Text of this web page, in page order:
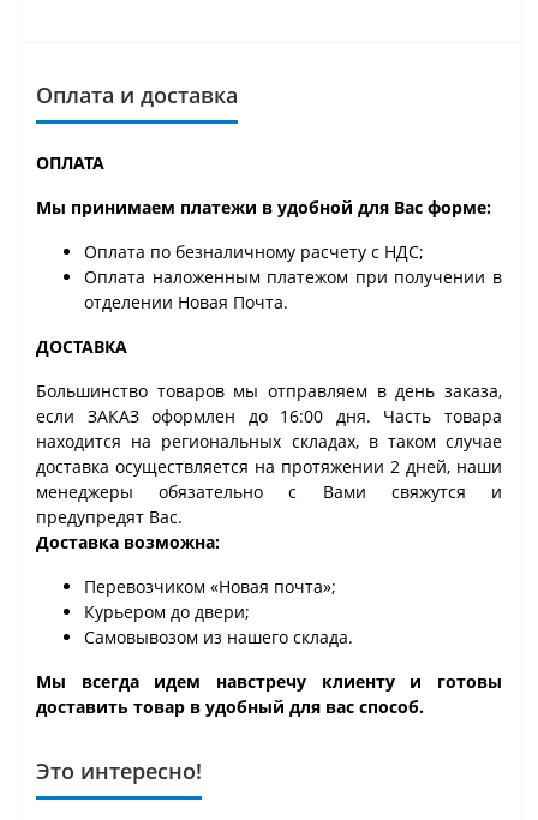
Оплата и доставка
ОПЛАТА
Мы принимаем платежи в удобной для Вас форме:
Оплата по безналичному расчету с НДС;
Оплата наложенным платежом при получении в
отделении Новая Почта.
ДОСТАВКА
Большинство товаров мы отправляем в день заказа,
если ЗАКАЗ оформлен до 16:00 дня. Часть товара
находится на региональных складах, в таком случае
доставка осуществляется на протяжении 2 дней, наши
менеджеры обязательно с Вами свяжутся и
предупредят Вас.
Доставка возможна:
Перевозчиком «Новая почта»;
Курьером до двери;
Самовывозом из нашего склада.
Мы всегда идем навстречу клиенту и готовы
доставить товар в удобный для вас способ.
Это интересно!